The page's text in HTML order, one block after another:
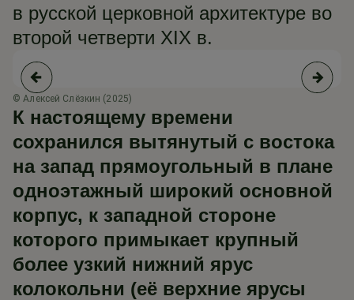
в русской церковной архитектуре во
второй четверти XIХ в.
© Алексей Слёзкин (2025)
К настоящему времени
сохранился вытянутый с востока
на запад прямоугольный в плане
одноэтажный широкий основной
корпус, к западной стороне
которого примыкает крупный
более узкий нижний ярус
колокольни (её верхние ярусы